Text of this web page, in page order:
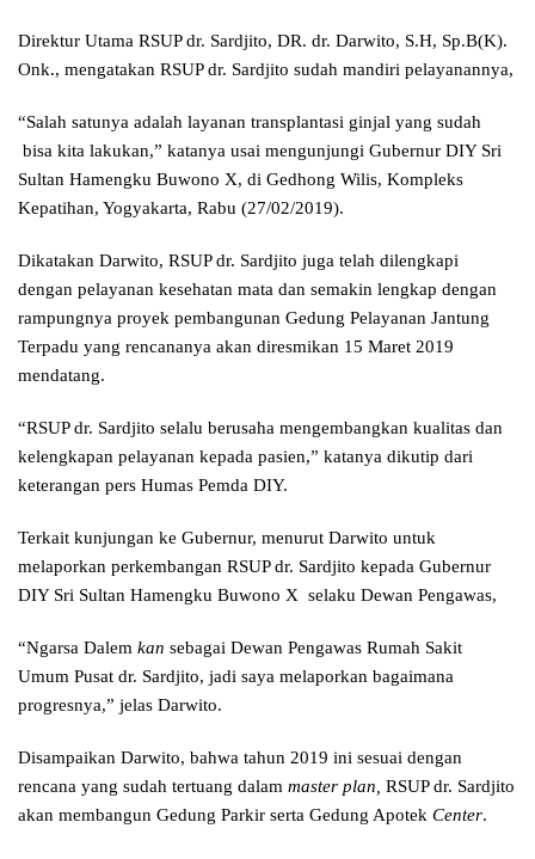
Direktur Utama RSUP dr. Sardjito, DR. dr. Darwito, S.H, Sp.B(K).
Onk., mengatakan RSUP dr. Sardjito sudah mandiri pelayanannya,
“Salah satunya adalah layanan transplantasi ginjal yang sudah
bisa kita lakukan,” katanya usai mengunjungi Gubernur DIY Sri
Sultan Hamengku Buwono X, di Gedhong Wilis, Kompleks
Kepatihan, Yogyakarta, Rabu (27/02/2019).
Dikatakan Darwito, RSUP dr. Sardjito juga telah dilengkapi
dengan pelayanan kesehatan mata dan semakin lengkap dengan
rampungnya proyek pembangunan Gedung Pelayanan Jantung
Terpadu yang rencananya akan diresmikan 15 Maret 2019
mendatang.
“RSUP dr. Sardjito selalu berusaha mengembangkan kualitas dan
kelengkapan pelayanan kepada pasien,” katanya dikutip dari
keterangan pers Humas Pemda DIY.
Terkait kunjungan ke Gubernur, menurut Darwito untuk
melaporkan perkembangan RSUP dr. Sardjito kepada Gubernur
DIY Sri Sultan Hamengku Buwono X selaku Dewan Pengawas,
“Ngarsa Dalem kan sebagai Dewan Pengawas Rumah Sakit
Umum Pusat dr. Sardjito, jadi saya melaporkan bagaimana
progresnya,” jelas Darwito.
Disampaikan Darwito, bahwa tahun 2019 ini sesuai dengan
rencana yang sudah tertuang dalam master plan, RSUP dr. Sardjito
akan membangun Gedung Parkir serta Gedung Apotek Center.